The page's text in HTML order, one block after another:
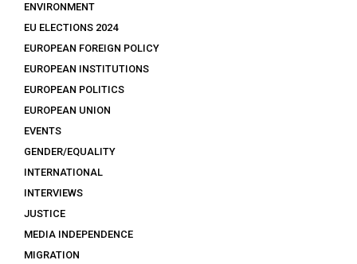
ENVIRONMENT
EU ELECTIONS 2024
EUROPEAN FOREIGN POLICY
EUROPEAN INSTITUTIONS
EUROPEAN POLITICS
EUROPEAN UNION
EVENTS
GENDER/EQUALITY
INTERNATIONAL
INTERVIEWS
JUSTICE
MEDIA INDEPENDENCE
MIGRATION